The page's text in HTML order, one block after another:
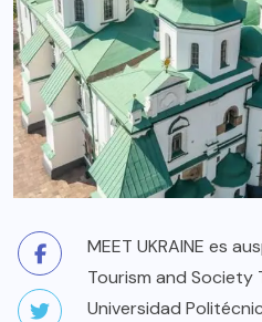
MEET UKRAINE es
Tourism and Society
Universidad